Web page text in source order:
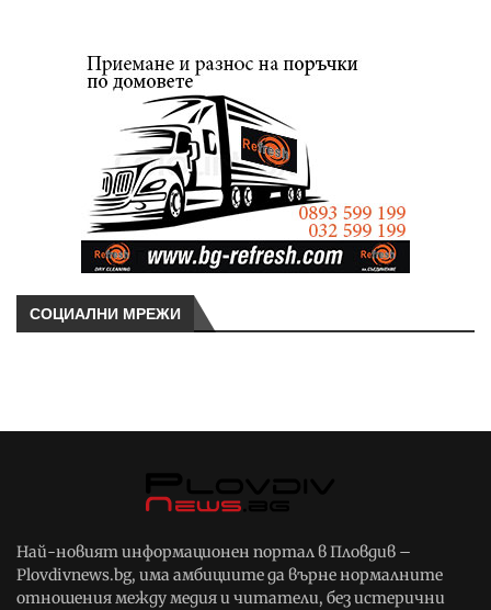
СОЦИАЛНИ МРЕЖИ
Най-новият информационен портал в Пловдив –
Plovdivnews.bg, има амбициите да върне нормалните
отношения между медия и читатели, без истерични